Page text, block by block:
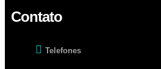
Contato
Telefones